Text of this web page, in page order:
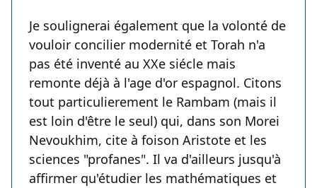
Je soulignerai également que la volonté de
vouloir concilier modernité et Torah n'a
pas été inventé au XXe siécle mais
remonte déjà à l'age d'or espagnol. Citons
tout particulierement le Rambam (mais il
est loin d'être le seul) qui, dans son Morei
Nevoukhim, cite à foison Aristote et les
sciences "profanes". Il va d'ailleurs jusqu'à
affirmer qu'étudier les mathématiques et